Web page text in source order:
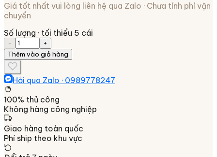
Giá tốt nhất vui lòng liên hệ qua Zalo · Chưa tính phí vận
chuyển
Số lượng · tối thiểu 5 cái
−
+
Thêm vào giỏ hàng
Hỏi qua Zalo · 0989778247
100% thủ công
Không hàng công nghiệp
Giao hàng toàn quốc
Phí ship theo khu vực